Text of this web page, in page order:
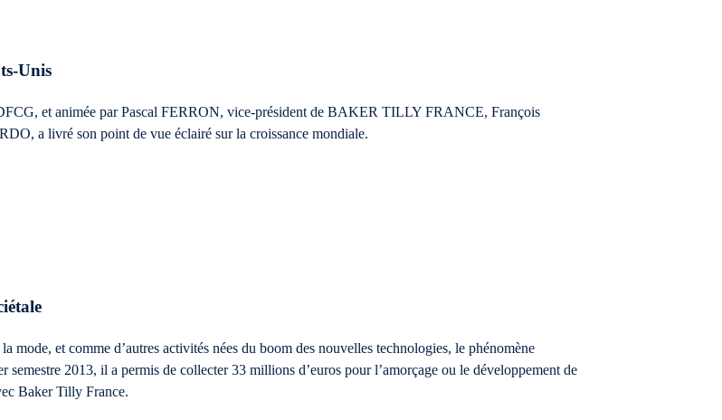
Unis
et animée par Pascal FERRON, vice-président de BAKER TILLY FRANCE, François
a livré son point de vue éclairé sur la croissance mondiale.
mode, et comme d’autres activités nées du boom des nouvelles technologies, le phénomène
semestre 2013, il a permis de collecter 33 millions d’euros pour l’amorçage ou le développement de
Baker Tilly France.